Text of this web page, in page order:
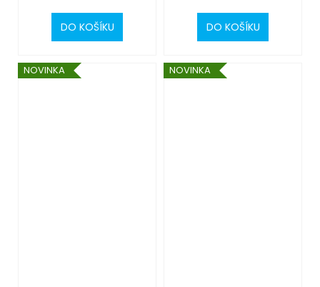
DO KOŠÍKU DO KOŠÍKU
NOVINKA NOVINKA